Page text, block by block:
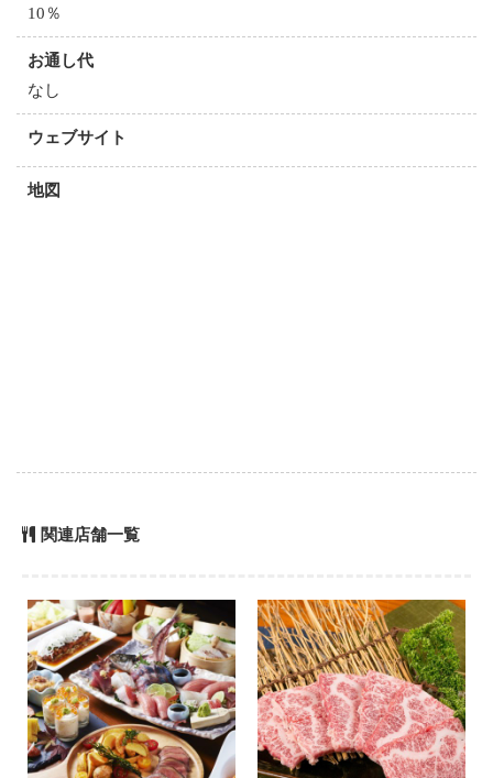
10％
お通し代
なし
ウェブサイト
地図
関連店舗一覧